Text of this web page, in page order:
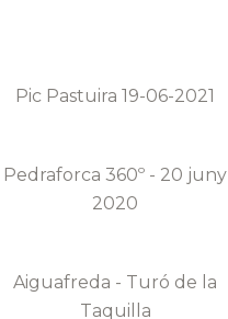
Pic Pastuira 19-06-2021
Pedraforca 360º - 20 juny
2020
Aiguafreda - Turó de la
Taquilla